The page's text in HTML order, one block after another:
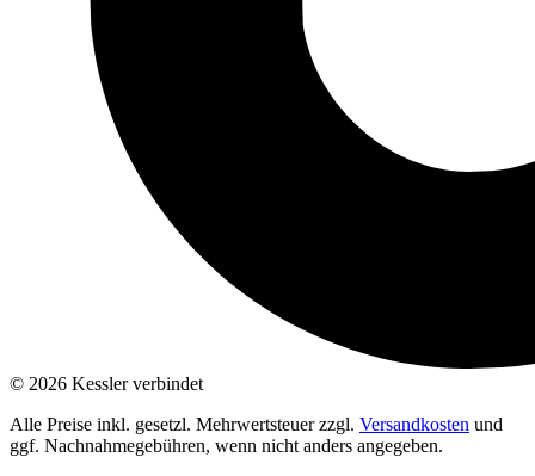
© 2026 Kessler verbindet
Alle Preise inkl. gesetzl. Mehrwertsteuer zzgl. Versandkosten und
ggf. Nachnahmegebühren, wenn nicht anders angegeben.